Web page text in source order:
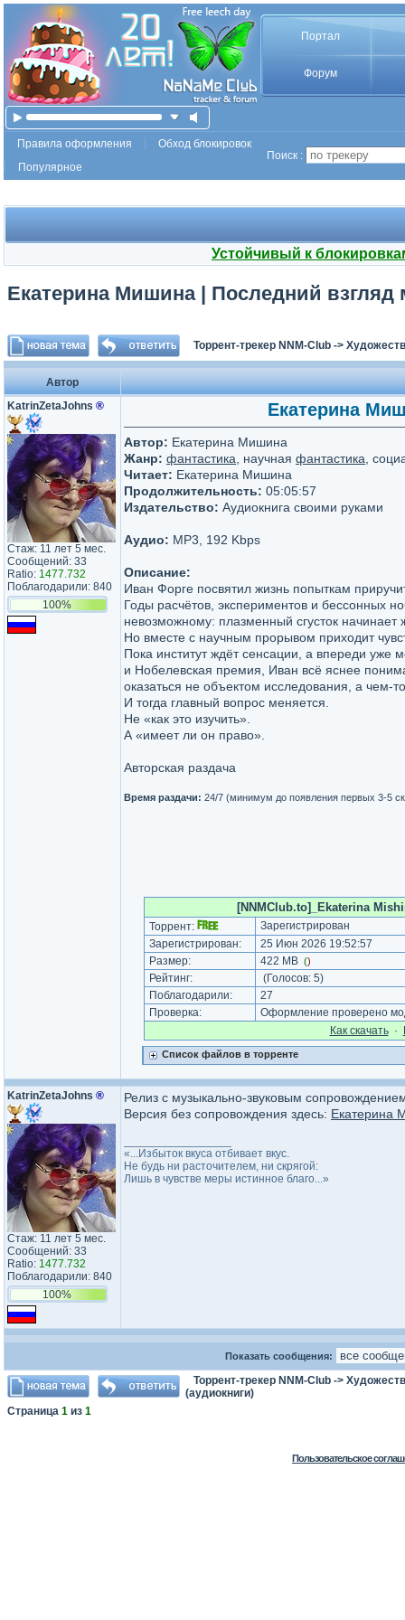
Портал
Форум
Правила оформления
Обход блокировок
Популярное
Поиск :
Устойчивый к
Екатерина Мишина | Последний
Торрент-трекер NNM-Club ->
Автор
KatrinZetaJohns ®
Стаж: 11 лет 5 мес.
Сообщений: 33
Ratio: 1477.732
Поблагодарили: 840
100%
Екатерина
Автор: Екатерина Мишина
Жанр: фантастика , научная фантастика ,
Читает: Екатерина Мишина
Продолжительность: 05:05:57
Издательство: Аудиокнига своими руками
Аудио: MP3, 192 Kbps
Описание:
Иван Форге посвятил жизнь попыткам
Годы расчётов, экспериментов и бессонных
невозможному: плазменный сгусток начинает
Но вместе с научным прорывом приходит
Пока институт ждёт сенсации, а впереди уже
и Нобелевская премия, Иван всё яснее
оказаться не объектом исследования, а чем-
И тогда главный вопрос меняется.
Не «как это изучить».
А «имеет ли он право».
Авторская раздача
Время раздачи: 24/7 (минимум до появления первых 3-5
[NNMClub.to]_Ekaterina
Торрент:
Зарегистрирован
Зарегистрирован:
25 Июн 2026 19:52:57
Размер:
422 MB ()
Рейтинг: (Голосов: 5)
Поблагодарили:
27
Проверка:
Оформление проверено
Как cкачать·
Список файлов в торренте
KatrinZetaJohns ®
Стаж: 11 лет 5 мес.
Сообщений: 33
Ratio: 1477.732
Поблагодарили: 840
100%
Релиз с музыкально-звуковым
Версия без сопровождения здесь: Екатерина
«...Избыток вкуса отбивает вкус.
Не будь ни расточителем, ни скрягой:
Лишь в чувстве меры истинное благо...»
Показать сообщения:
Торрент-трекер NNM-Club ->
(аудиокниги)
Страница 1 из 1
Пользовательское